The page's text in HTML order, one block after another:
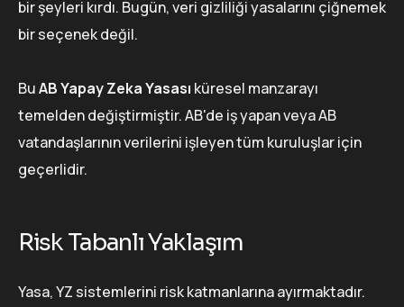
bir şeyleri kırdı. Bugün, veri gizliliği yasalarını çiğnemek
bir seçenek değil.
BuAB Yapay Zeka Yasası küresel manzarayı
temelden değiştirmiştir. AB'de iş yapan veya AB
vatandaşlarının verilerini işleyen tüm kuruluşlar için
geçerlidir.
Risk Tabanlı Yaklaşım
Yasa, YZ sistemlerini risk katmanlarına ayırmaktadır.